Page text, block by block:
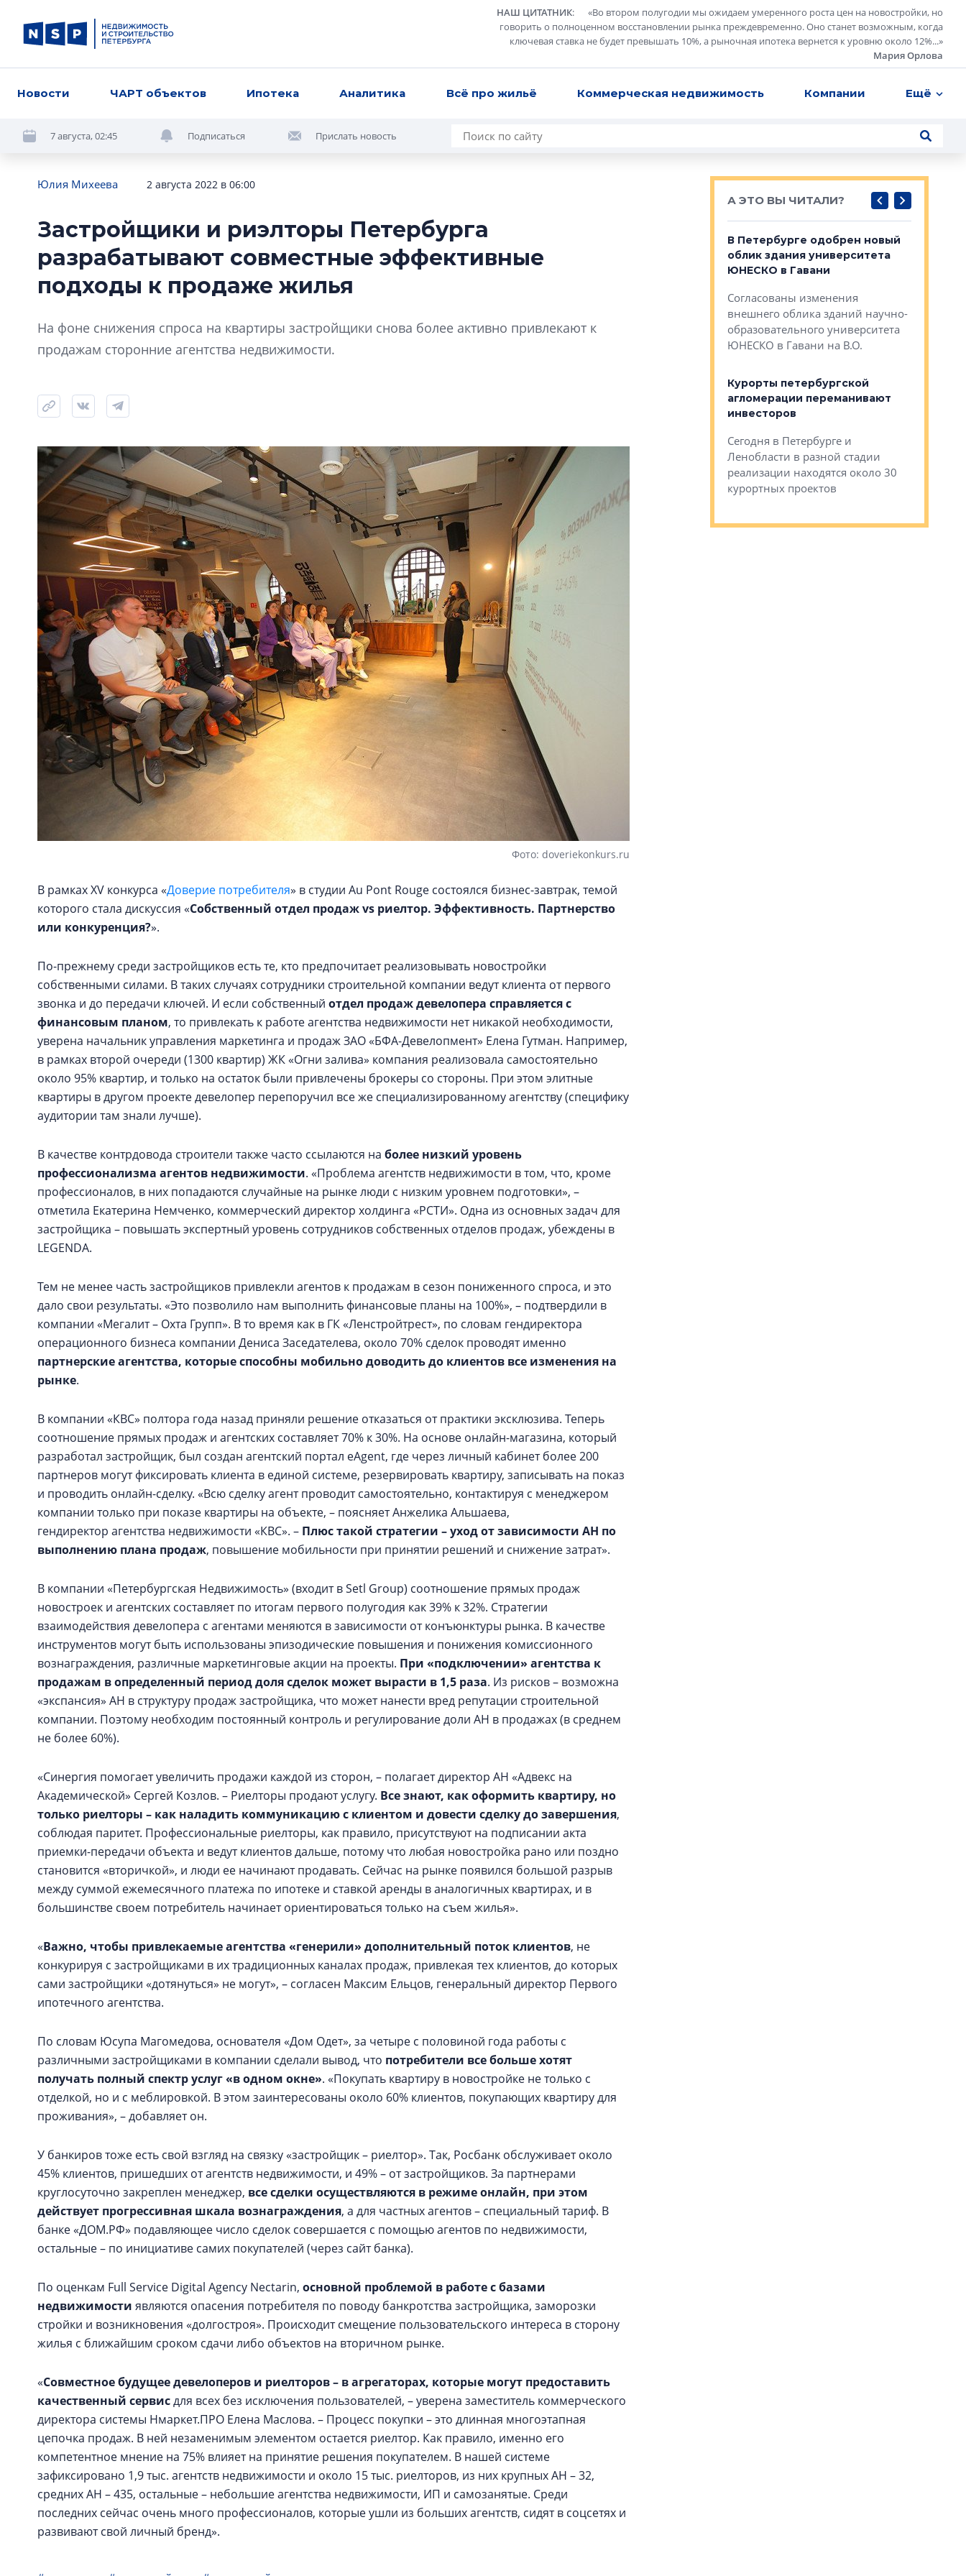
НАШ ЦИТАТНИК: «Во втором полугодии мы ожидаем умеренного роста цен на новостройки, но
говорить о полноценном восстановлении рынка преждевременно. Оно станет возможным, когда
ключевая ставка не будет превышать 10%, а рыночная ипотека вернется к уровню около 12%...»
Мария Орлова
Новости ЧАРТ объектов Ипотека Аналитика Всё про жильё Коммерческая недвижимость Компании Ещё
7 августа, 02:45 Подписаться Прислать новость
Юлия Михеева 2 августа 2022 в 06:00
Застройщики и риэлторы Петербурга
разрабатывают совместные эффективные
подходы к продаже жилья
На фоне снижения спроса на квартиры застройщики снова более активно привлекают к
продажам сторонние агентства недвижимости.
Фото: doveriekonkurs.ru
В рамках XV конкурса «Доверие потребителя» в студии Au Pont Rouge состоялся бизнес-завтрак, темой
которого стала дискуссия «Собственный отдел продаж vs риелтор. Эффективность. Партнерство
или конкуренция?».
По-прежнему среди застройщиков есть те, кто предпочитает реализовывать новостройки
собственными силами. В таких случаях сотрудники строительной компании ведут клиента от первого
звонка и до передачи ключей. И если собственный отдел продаж девелопера справляется с
финансовым планом, то привлекать к работе агентства недвижимости нет никакой необходимости,
уверена начальник управления маркетинга и продаж ЗАО «БФА-Девелопмент» Елена Гутман. Например,
в рамках второй очереди (1300 квартир) ЖК «Огни залива» компания реализовала самостоятельно
около 95% квартир, и только на остаток были привлечены брокеры со стороны. При этом элитные
квартиры в другом проекте девелопер перепоручил все же специализированному агентству (специфику
аудитории там знали лучше).
В качестве контрдовода строители также часто ссылаются на более низкий уровень
профессионализма агентов недвижимости. «Проблема агентств недвижимости в том, что, кроме
профессионалов, в них попадаются случайные на рынке люди с низким уровнем подготовки», –
отметила Екатерина Немченко, коммерческий директор холдинга «РСТИ». Одна из основных задач для
застройщика – повышать экспертный уровень сотрудников собственных отделов продаж, убеждены в
LEGENDA.
Тем не менее часть застройщиков привлекли агентов к продажам в сезон пониженного спроса, и это
дало свои результаты. «Это позволило нам выполнить финансовые планы на 100%», – подтвердили в
компании «Мегалит – Охта Групп». В то время как в ГК «Ленстройтрест», по словам гендиректора
операционного бизнеса компании Дениса Заседателева, около 70% сделок проводят именно
партнерские агентства, которые способны мобильно доводить до клиентов все изменения на
рынке.
В компании «КВС» полтора года назад приняли решение отказаться от практики эксклюзива. Теперь
соотношение прямых продаж и агентских составляет 70% к 30%. На основе онлайн-магазина, который
разработал застройщик, был создан агентский портал eAgent, где через личный кабинет более 200
партнеров могут фиксировать клиента в единой системе, резервировать квартиру, записывать на показ
и проводить онлайн-сделку. «Всю сделку агент проводит самостоятельно, контактируя с менеджером
компании только при показе квартиры на объекте, – поясняет Анжелика Альшаева,
гендиректор агентства недвижимости «КВС». – Плюс такой стратегии – уход от зависимости АН по
выполнению плана продаж, повышение мобильности при принятии решений и снижение затрат».
В компании «Петербургская Недвижимость» (входит в Setl Group) соотношение прямых продаж
новостроек и агентских составляет по итогам первого полугодия как 39% к 32%. Стратегии
взаимодействия девелопера с агентами меняются в зависимости от конъюнктуры рынка. В качестве
инструментов могут быть использованы эпизодические повышения и понижения комиссионного
вознаграждения, различные маркетинговые акции на проекты. При «подключении» агентства к
продажам в определенный период доля сделок может вырасти в 1,5 раза. Из рисков – возможна
«экспансия» АН в структуру продаж застройщика, что может нанести вред репутации строительной
компании. Поэтому необходим постоянный контроль и регулирование доли АН в продажах (в среднем
не более 60%).
«Синергия помогает увеличить продажи каждой из сторон, – полагает директор АН «Адвекс на
Академической» Сергей Козлов. – Риелторы продают услугу. Все знают, как оформить квартиру, но
только риелторы – как наладить коммуникацию с клиентом и довести сделку до завершения,
соблюдая паритет. Профессиональные риелторы, как правило, присутствуют на подписании акта
приемки-передачи объекта и ведут клиентов дальше, потому что любая новостройка рано или поздно
становится «вторичкой», и люди ее начинают продавать. Сейчас на рынке появился большой разрыв
между суммой ежемесячного платежа по ипотеке и ставкой аренды в аналогичных квартирах, и в
большинстве своем потребитель начинает ориентироваться только на съем жилья».
«Важно, чтобы привлекаемые агентства «генерили» дополнительный поток клиентов, не
конкурируя с застройщиками в их традиционных каналах продаж, привлекая тех клиентов, до которых
сами застройщики «дотянуться» не могут», – согласен Максим Ельцов, генеральный директор Первого
ипотечного агентства.
По словам Юсупа Магомедова, основателя «Дом Одет», за четыре с половиной года работы с
различными застройщиками в компании сделали вывод, что потребители все больше хотят
получать полный спектр услуг «в одном окне». «Покупать квартиру в новостройке не только с
отделкой, но и с меблировкой. В этом заинтересованы около 60% клиентов, покупающих квартиру для
проживания», – добавляет он.
У банкиров тоже есть свой взгляд на связку «застройщик – риелтор». Так, Росбанк обслуживает около
45% клиентов, пришедших от агентств недвижимости, и 49% – от застройщиков. За партнерами
круглосуточно закреплен менеджер, все сделки осуществляются в режиме онлайн, при этом
действует прогрессивная шкала вознаграждения, а для частных агентов – специальный тариф. В
банке «ДОМ.РФ» подавляющее число сделок совершается с помощью агентов по недвижимости,
остальные – по инициативе самих покупателей (через сайт банка).
По оценкам Full Service Digital Agency Nectarin, основной проблемой в работе с базами
недвижимости являются опасения потребителя по поводу банкротства застройщика, заморозки
стройки и возникновения «долгостроя». Происходит смещение пользовательского интереса в сторону
жилья с ближайшим сроком сдачи либо объектов на вторичном рынке.
«Совместное будущее девелоперов и риелторов– в агрегаторах, которые могут предоставить
качественный сервисдля всех без исключения пользователей, – уверена заместитель коммерческого
директора системы Нмаркет.ПРО Елена Маслова. – Процесс покупки – это длинная многоэтапная
цепочка продаж. В ней незаменимым элементом остается риелтор. Как правило, именно его
компетентное мнение на 75% влияет на принятие решения покупателем. В нашей системе
зафиксировано 1,9 тыс. агентств недвижимости и около 15 тыс. риелторов, из них крупных АН – 32,
средних АН – 435, остальные – небольшие агентства недвижимости, ИП и самозанятые. Среди
последних сейчас очень много профессионалов, которые ушли из больших агентств, сидят в соцсетях и
развивают свой личный бренд».
А ЭТО ВЫ ЧИТАЛИ?
Центробанк: квартиры в домах
В Петербурге одобрен новый
облик здания университета
ЮНЕСКО в Гавани
Согласованы изменения
внешнего облика зданий научно-
образовательного университета
ЮНЕСКО в Гавани на В.О.
Курорты петербургской
агломерации переманивают
инвесторов
Сегодня в Петербурге и
Ленобласти в разной стадии
реализации находятся около 30
курортных проектов